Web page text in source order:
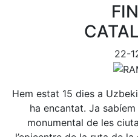
22-
Hem estat 15 dies a
ha encantat. Ja
monumental de les